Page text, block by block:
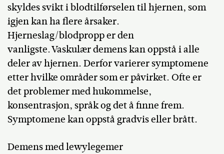
skyldes svikt i blodtilførselen til hjernen, som
igjen kan ha flere årsaker.
Hjerneslag/blodpropp er den
vanligste. Vaskulær demens kan oppstå i alle
deler av hjernen. Derfor varierer symptomene
etter hvilke områder som er påvirket. Ofte er
det problemer med hukommelse,
konsentrasjon, språk og det å finne frem.
Symptomene kan oppstå gradvis eller brått.
Demens med lewylegemer